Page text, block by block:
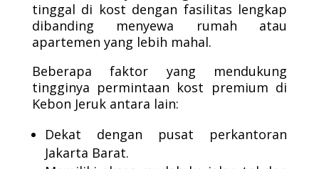
tinggal di kost dengan fasilitas lengkap
dibanding menyewa rumah atau
apartemen yang lebih mahal.
Beberapa faktor yang mendukung
tingginya permintaan kost premium di
Kebon Jeruk antara lain:
Dekat dengan pusat perkantoran
Jakarta Barat.